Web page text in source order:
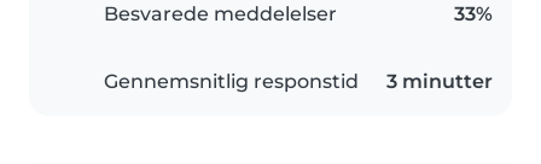
Besvarede meddelelser 33%
Gennemsnitlig responstid 3 minutter